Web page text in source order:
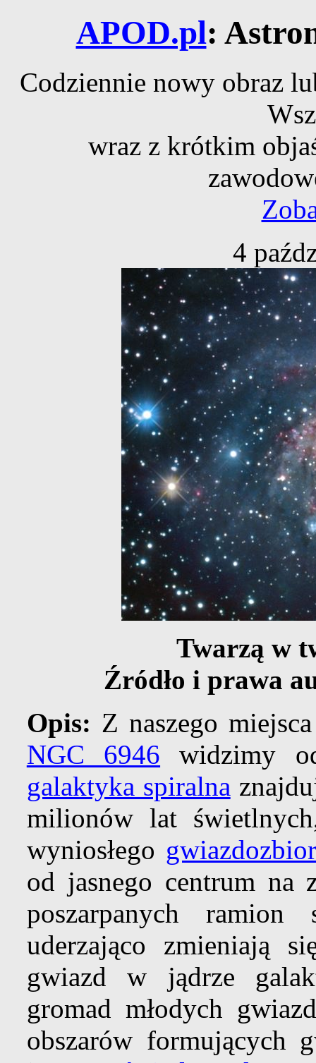
APOD.pl:
Codziennie nowy obraz
wraz z krótkim
4
Twarzą w
Źródło i prawa
Opis: Z naszego
NGC 6946 widzimy
galaktyka spiralna
milionów lat
wyniosłego
od jasnego centrum na
poszarpanych
uderzająco zmieniają
gwiazd w jądrze
gromad młodych
obszarów formujących